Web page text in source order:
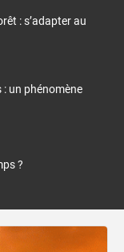
: s’adapter au
: un phénomène
?